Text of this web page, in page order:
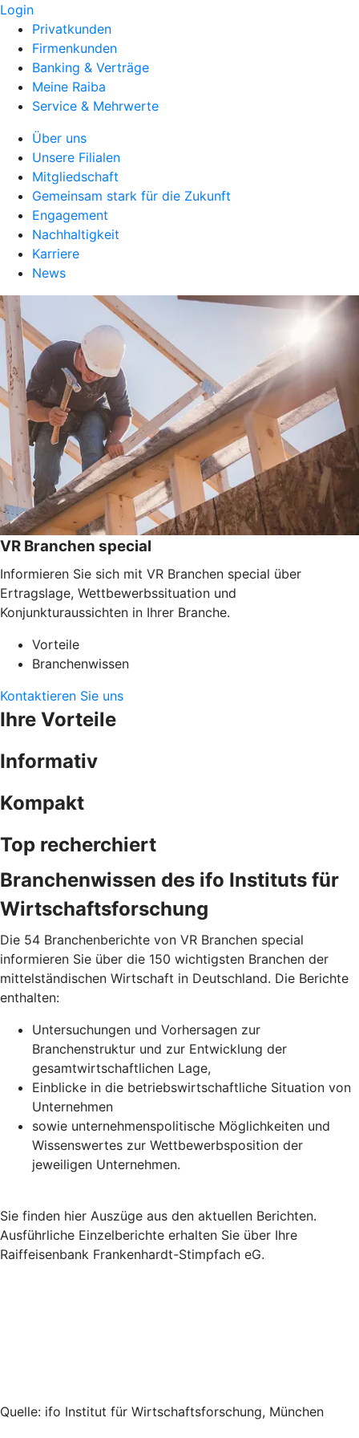
Login
Privatkunden
Firmenkunden
Banking & Verträge
Meine Raiba
Service & Mehrwerte
Über uns
Unsere Filialen
Mitgliedschaft
Gemeinsam stark für die Zukunft
Engagement
Nachhaltigkeit
Karriere
News
VR Branchen special
Informieren Sie sich mit VR Branchen special über
Ertragslage, Wettbewerbssituation und
Konjunkturaussichten in Ihrer Branche.
Vorteile
Branchenwissen
Kontaktieren Sie uns
Ihre Vorteile
Informativ
Kompakt
Top recherchiert
Branchenwissen des ifo Instituts für
Wirtschaftsforschung
Die 54 Branchenberichte von VR Branchen special
informieren Sie über die 150 wichtigsten Branchen der
mittelständischen Wirtschaft in Deutschland. Die Berichte
enthalten:
Untersuchungen und Vorhersagen zur
Branchenstruktur und zur Entwicklung der
gesamtwirtschaftlichen Lage,
Einblicke in die betriebswirtschaftliche Situation von
Unternehmen
sowie unternehmenspolitische Möglichkeiten und
Wissenswertes zur Wettbewerbsposition der
jeweiligen Unternehmen.
Sie finden hier Auszüge aus den aktuellen Berichten.
Ausführliche Einzelberichte erhalten Sie über Ihre
Raiffeisenbank Frankenhardt-Stimpfach eG.
Quelle: ifo Institut für Wirtschaftsforschung, München